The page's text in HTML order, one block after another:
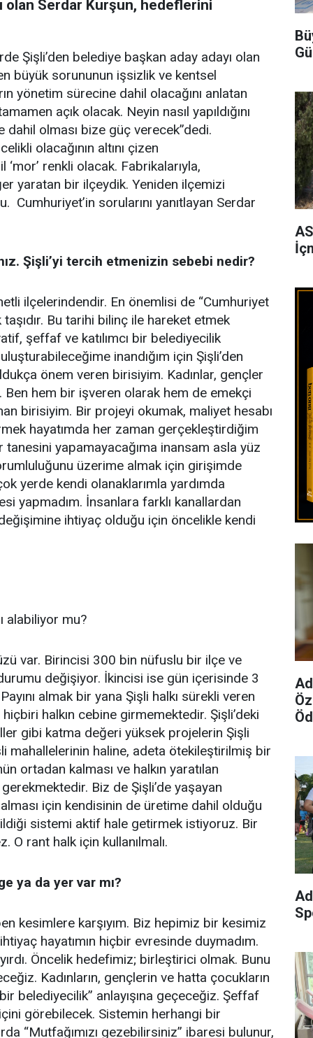
olan Serdar Kurşun, hedeflerini
Şişli’den belediye başkan aday adayı olan
büyük sorununun işsizlik ve kentsel
yönetim sürecine dahil olacağını anlatan
açık olacak. Neyin nasıl yapıldığını
dahil olması bize güç verecek”dedi.
olacağının altını çizen
renkli olacak. Fabrikalarıyla,
yaratan bir ilçeydik. Yeniden ilçemizi
Cumhuriyet’in sorularını yanıtlayan Serdar
Şişli’yi tercih etmenizin sebebi nedir?
ilçelerindendir. En önemlisi de “Cumhuriyet
Bu tarihi bilinç ile hareket etmek
şeffaf ve katılımcı bir belediyecilik
inandığım için Şişli’den
önem veren birisiyim. Kadınlar, gençler
hem bir işveren olarak hem de emekçi
birisiyim. Bir projeyi okumak, maliyet hesabı
hayatımda her zaman gerçekleştirdiğim
yapamayacağıma inansam asla yüz
üzerime almak için girişimde
yerde kendi olanaklarımla yardımda
yapmadım. İnsanlara farklı kanallardan
ihtiyaç olduğu için öncelikle kendi
alabiliyor mu?
var. Birincisi 300 bin nüfuslu bir ilçe ve
değişiyor. İkincisi ise gün içerisinde 3
almak bir yana Şişli halkı sürekli veren
halkın cebine girmemektedir. Şişli’deki
gibi katma değeri yüksek projelerin Şişli
mahallelerinin haline, adeta ötekileştirilmiş bir
ortadan kalması ve halkın yaratılan
Biz de Şişli’de yaşayan
için kendisinin de üretime dahil olduğu
sistemi aktif hale getirmek istiyoruz. Bir
O rant halk için kullanılmalı.
ya da yer var mı?
kesimlere karşıyım. Biz hepimiz bir kesimiz
hayatımın hiçbir evresinde duymadım.
Öncelik hedefimiz; birleştirici olmak. Bunu
Kadınların, gençlerin ve hatta çocukların
belediyecilik” anlayışına geçeceğiz. Şeffaf
görebilecek. Sistemin herhangi bir
“Mutfağımızı gezebilirsiniz” ibaresi bulunur,